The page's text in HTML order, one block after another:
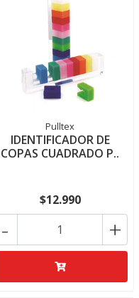
Pulltex
IDENTIFICADOR DE
COPAS CUADRADO P..
$12.990
+
-